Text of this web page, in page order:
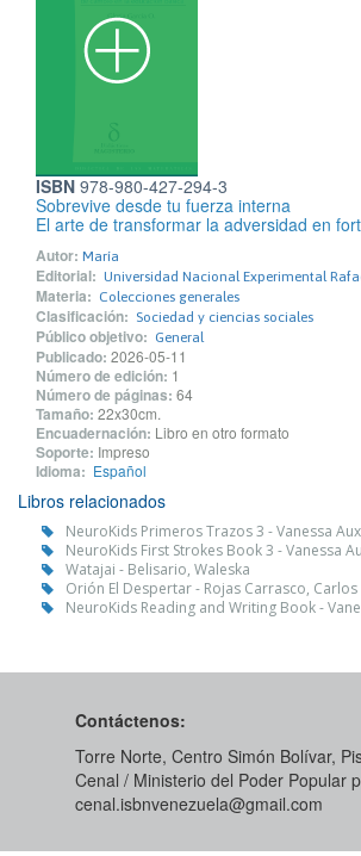
ISBN 978-980-427-294-3
Sobrevive desde tu fuerza interna
El arte de transformar la adversidad en
Autor: María
Editorial: Universidad Nacional Experimental
Materia: Colecciones generales
Clasificación: Sociedad y ciencias sociales
Público objetivo: General
Publicado: 2026-05-11
Número de edición: 1
Número de páginas: 64
Tamaño: 22x30cm.
Encuadernación: Libro en otro formato
Soporte: Impreso
Idioma: Español
Libros relacionados
NeuroKids Primeros Trazos 3 - Vanessa
NeuroKids First Strokes Book 3 - Vanessa
Watajai - Belisario, Waleska
Orión El Despertar - Rojas Carrasco, Carlos
NeuroKids Reading and Writing Book -
Contáctenos:
Torre Norte, Centro Simón Bolívar,
Cenal / Ministerio del Poder Popular
cenal.isbnvenezuela@gmail.com